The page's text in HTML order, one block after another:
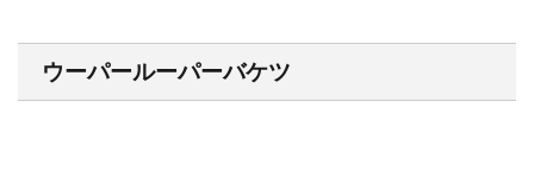
ウーパールーパーバケツ